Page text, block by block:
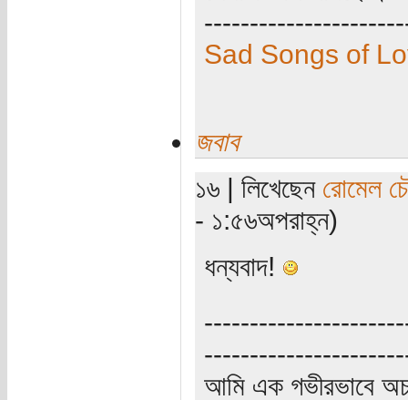
Sad Songs of
জবাব
১৬ | লিখেছেন রোমেল
- ১:৫৬অপরাহ্ন)
ধন্যবাদ!
আমি এক গভীরভাবে